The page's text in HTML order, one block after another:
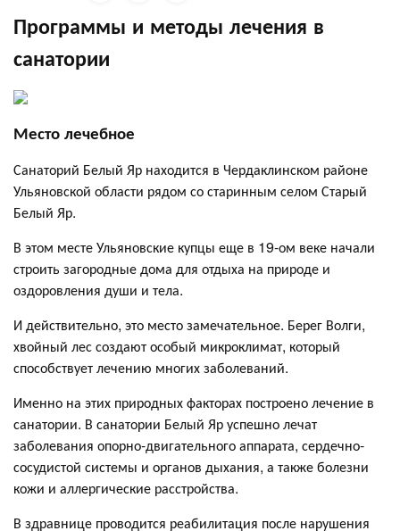
Программы и методы лечения в
санатории
Место лечебное
Санаторий Белый Яр находится в Чердаклинском районе
Ульяновской области рядом со старинным селом Старый
Белый Яр.
В этом месте Ульяновские купцы еще в 19-ом веке начали
строить загородные дома для отдыха на природе и
оздоровления души и тела.
И действительно, это место замечательное. Берег Волги,
хвойный лес создают особый микроклимат, который
способствует лечению многих заболеваний.
Именно на этих природных факторах построено лечение в
санатории. В санатории Белый Яр успешно лечат
заболевания опорно-двигательного аппарата, сердечно-
сосудистой системы и органов дыхания, а также болезни
кожи и аллергические расстройства.
В здравнице проводится реабилитация после нарушения